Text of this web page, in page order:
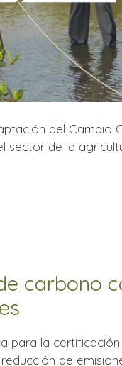
del Cambio
de la
carbono
para la
de